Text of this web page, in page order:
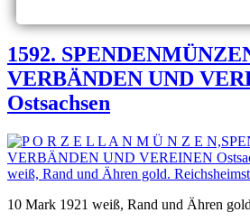
1592.
VERBÄNDEN UND
Ostsachsen
10 Mark 1921 weiß, Rand und Ähren